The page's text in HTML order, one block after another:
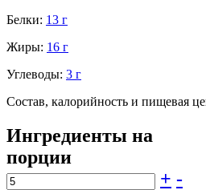
Белки: 13 г
Жиры: 16 г
Углеводы: 3 г
Состав, калорийность и пищевая
Ингредиенты на
порции
+ -